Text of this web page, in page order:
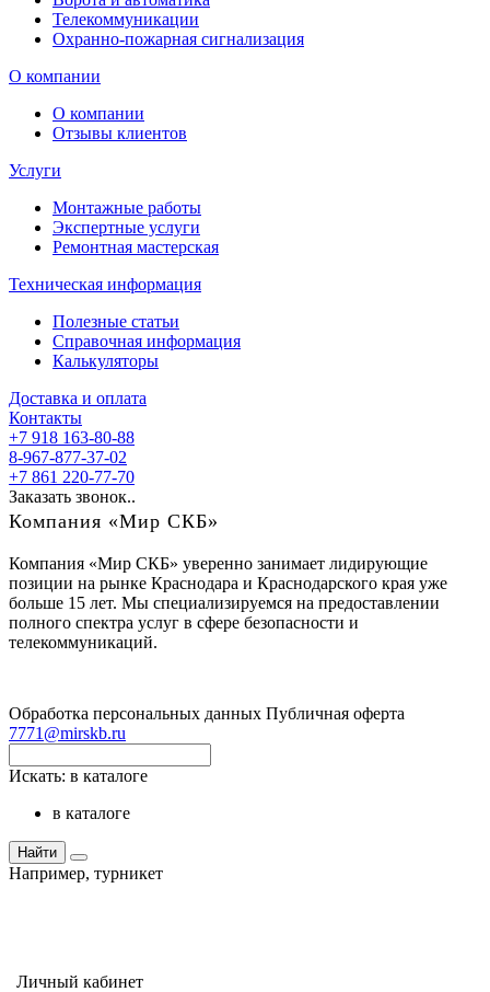
Телекоммуникации
Охранно-пожарная сигнализация
О компании
О компании
Отзывы клиентов
Услуги
Монтажные работы
Экспертные услуги
Ремонтная мастерская
Техническая информация
Полезные статьи
Справочная информация
Калькуляторы
Доставка и оплата
Контакты
+7 918 163-80-88
8-967-877-37-02
+7 861 220-77-70
Заказать звонок..
Компания «Мир СКБ»
Компания «Мир СКБ» уверенно занимает лидирующие
позиции на рынке Краснодара и Краснодарского края уже
больше 15 лет. Мы специализируемся на предоставлении
полного спектра услуг в сфере безопасности и
телекоммуникаций.
Обработка персональных данных Публичная оферта
7771@mirskb.ru
Искать: в каталоге
в каталоге
Найти
Например, турникет
Личный кабинет